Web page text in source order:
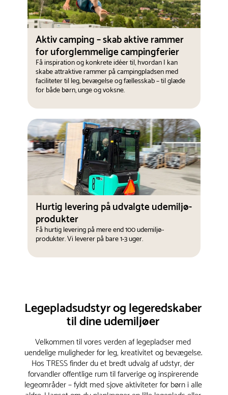
Aktiv camping – skab aktive rammer
for uforglemmelige campingferier
Få inspiration og konkrete idéer til, hvordan I kan
skabe attraktive rammer på campingpladsen med
faciliteter til leg, bevægelse og fællesskab – til glæde
for både børn, unge og voksne.
Hurtig levering på udvalgte udemiljø-
produkter
Få hurtig levering på mere end 100 udemiljø-
produkter. Vi leverer på bare 1-3 uger.
Legepladsudstyr og legeredskaber
til dine udemiljøer
Velkommen til vores verden af legepladser med
uendelige muligheder for leg, kreativitet og bevægelse.
Hos TRESS finder du et bredt udvalg af udstyr, der
forvandler offentlige rum til farverige og inspirerende
legeområder – fyldt med sjove aktiviteter for børn i alle